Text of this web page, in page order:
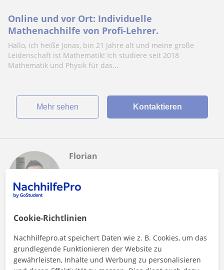
Online und vor Ort: Individuelle
Mathenachhilfe von Profi-Lehrer.
Hallo, ich heiße Jonas, bin 21 Jahre alt und meine große
Leidenschaft ist Mathematik! Ich studiere seit 2018
Mathematik und Physik für das...
Mehr sehen Kontaktieren
Florian
Wien
Online und in Wien: Mathe-Nachhilfe mit
sportbegeistertem Technik-Student
Cookie-Richtlinien
Nachhilfepro.at speichert Daten wie z. B. Cookies, um das
grundlegende Funktionieren der Website zu
gewährleisten, Inhalte und Werbung zu personalisieren